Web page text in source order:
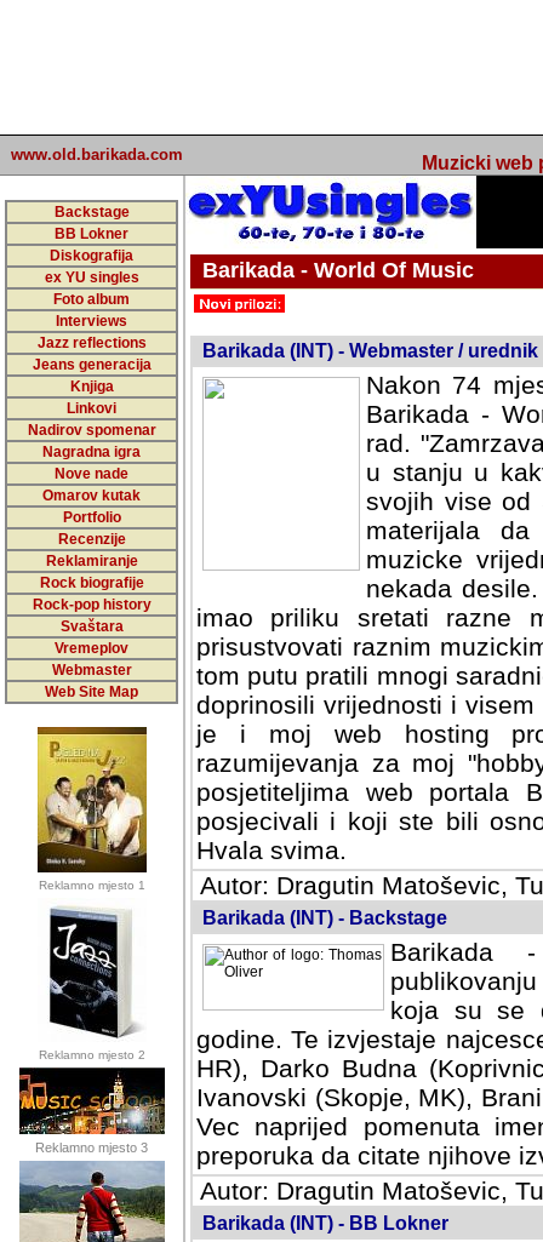
www.old.barikada.com Muzicki web
Backstage
BB Lokner
Diskografija
ex YU singles
Foto album
Interviews
Jazz reflections
Jeans generacija
Knjiga
Linkovi
Nadirov spomenar
Nagradna igra
Nove nade
Omarov kutak
Portfolio
Recenzije
Reklamiranje
Rock biografije
Rock-pop history
Svaštara
Vremeplov
Webmaster
Web Site Map
Reklamno mjesto 1
Reklamno mjesto 2
Reklamno mjesto 3
Barikada - World Of Music
Barikada (INT) - Webmaster / urednik
Nakon 74
Barikada -
rad.
u stanju u
svojih vise od
materijala
muzicke
nekada
imao priliku sretati razne
prisustvovati raznim
tom putu pratili mnogi
doprinosili vrijednosti i
je i moj web hosting
razumijevanja za moj
posjetiteljima web portala
posjecivali i koji ste bili
Hvala svima.
Autor: Dragutin Matoševic,
Barikada (INT) - Backstage
Barikada
koja su se
godine. Te izvjestaje
HR), Darko Budna
Ivanovski (Skopje, MK),
Vec naprijed pomenuta
preporuka da citate njihove
Autor: Dragutin Matoševic,
Barikada (INT) - BB Lokner